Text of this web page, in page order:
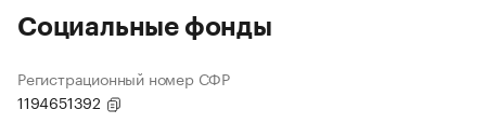
Социальные фонды
Регистрационный номер СФР
1194651392